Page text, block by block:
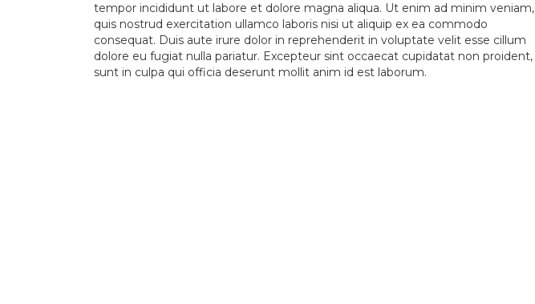
tempor incididunt ut labore et dolore magna aliqua. Ut enim ad minim veniam,
quis nostrud exercitation ullamco laboris nisi ut aliquip ex ea commodo
consequat. Duis aute irure dolor in reprehenderit in voluptate velit esse cillum
dolore eu fugiat nulla pariatur. Excepteur sint occaecat cupidatat non proident,
sunt in culpa qui officia deserunt mollit anim id est laborum.